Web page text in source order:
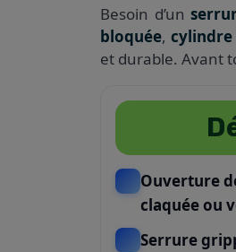
Besoin d’un
bloquée, cylindre
et durable. Avant
Ouverture
claquée ou
Serrure